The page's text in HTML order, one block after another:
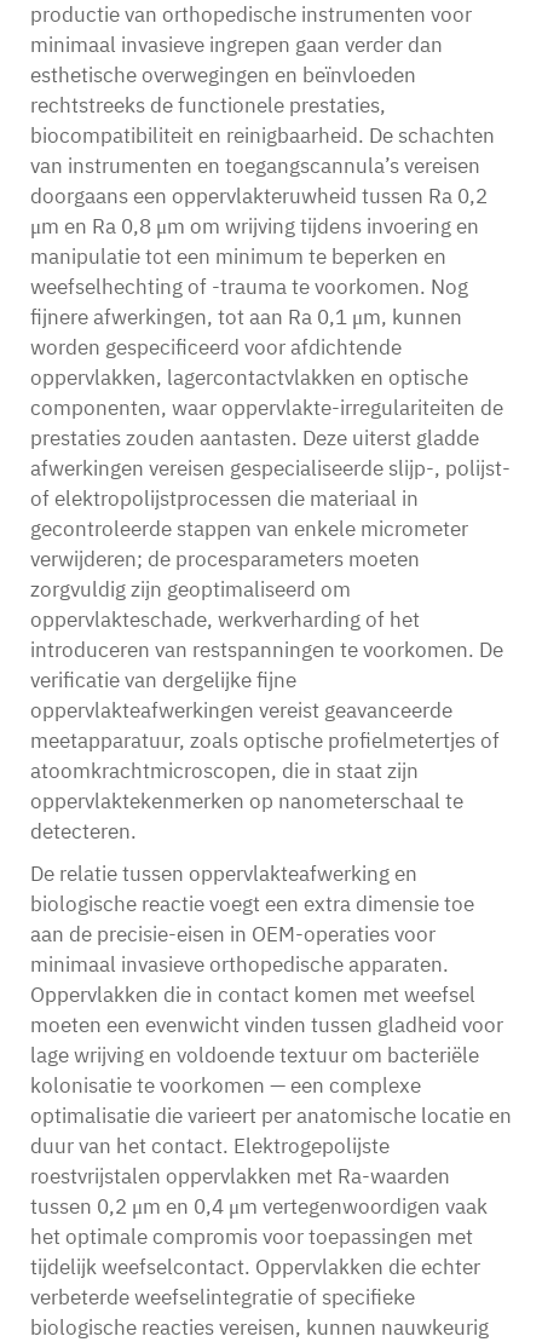
productie van orthopedische instrumenten voor
minimaal invasieve ingrepen gaan verder dan
esthetische overwegingen en beïnvloeden
rechtstreeks de functionele prestaties,
biocompatibiliteit en reinigbaarheid. De schachten
van instrumenten en toegangscannula’s vereisen
doorgaans een oppervlakteruwheid tussen Ra 0,2
μm en Ra 0,8 μm om wrijving tijdens invoering en
manipulatie tot een minimum te beperken en
weefselhechting of -trauma te voorkomen. Nog
fijnere afwerkingen, tot aan Ra 0,1 μm, kunnen
worden gespecificeerd voor afdichtende
oppervlakken, lagercontactvlakken en optische
componenten, waar oppervlakte-irregulariteiten de
prestaties zouden aantasten. Deze uiterst gladde
afwerkingen vereisen gespecialiseerde slijp-, polijst-
of elektropolijstprocessen die materiaal in
gecontroleerde stappen van enkele micrometer
verwijderen; de procesparameters moeten
zorgvuldig zijn geoptimaliseerd om
oppervlakteschade, werkverharding of het
introduceren van restspanningen te voorkomen. De
verificatie van dergelijke fijne
oppervlakteafwerkingen vereist geavanceerde
meetapparatuur, zoals optische profielmetertjes of
atoomkrachtmicroscopen, die in staat zijn
oppervlaktekenmerken op nanometerschaal te
detecteren.
De relatie tussen oppervlakteafwerking en
biologische reactie voegt een extra dimensie toe
aan de precisie-eisen in OEM-operaties voor
minimaal invasieve orthopedische apparaten.
Oppervlakken die in contact komen met weefsel
moeten een evenwicht vinden tussen gladheid voor
lage wrijving en voldoende textuur om bacteriële
kolonisatie te voorkomen — een complexe
optimalisatie die varieert per anatomische locatie en
duur van het contact. Elektrogepolijste
roestvrijstalen oppervlakken met Ra-waarden
tussen 0,2 μm en 0,4 μm vertegenwoordigen vaak
het optimale compromis voor toepassingen met
tijdelijk weefselcontact. Oppervlakken die echter
verbeterde weefselintegratie of specifieke
biologische reacties vereisen, kunnen nauwkeurig